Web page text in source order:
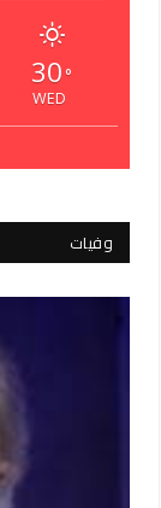
30 °
WED
وفيات